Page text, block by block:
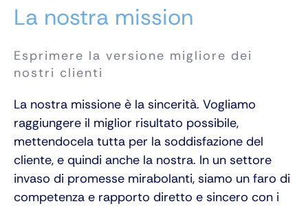
La nostra mission
Esprimere la versione migliore dei
nostri clienti
La nostra missione è la sincerità. Vogliamo
raggiungere il miglior risultato possibile,
mettendocela tutta per la soddisfazione del
cliente, e quindi anche la nostra. In un settore
invaso di promesse mirabolanti, siamo un faro di
competenza e rapporto diretto e sincero con i